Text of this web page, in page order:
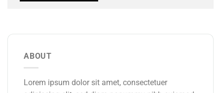
ABOUT
Lorem ipsum dolor sit amet, consectetuer